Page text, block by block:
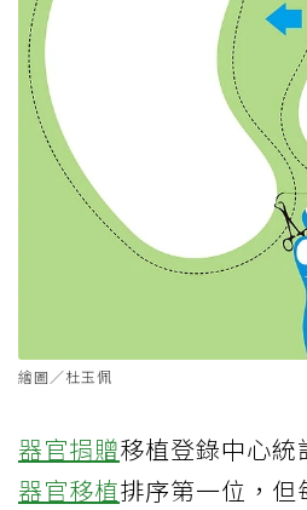
繪圖／杜玉佩
器官捐贈移植登錄中心統
器官移植排序第一位，但